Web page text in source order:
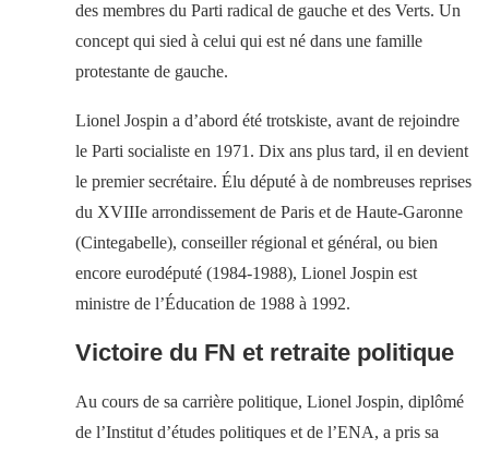
des membres du Parti radical de gauche et des Verts. Un
concept qui sied à celui qui est né dans une famille
protestante de gauche.
Lionel Jospin a d’abord été trotskiste, avant de rejoindre
le Parti socialiste en 1971. Dix ans plus tard, il en devient
le premier secrétaire. Élu député à de nombreuses reprises
du XVIIIe arrondissement de Paris et de Haute-Garonne
(Cintegabelle), conseiller régional et général, ou bien
encore eurodéputé (1984-1988), Lionel Jospin est
ministre de l’Éducation de 1988 à 1992.
Victoire du FN et retraite politique
Au cours de sa carrière politique, Lionel Jospin, diplômé
de l’Institut d’études politiques et de l’ENA, a pris sa